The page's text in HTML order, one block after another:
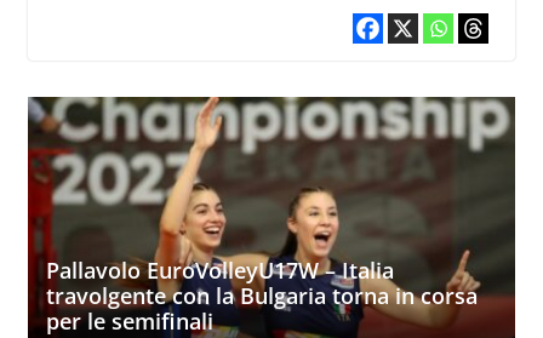
Pallavolo EuroVolleyU17W – Italia
travolgente con la Bulgaria torna in corsa
per le semifinali